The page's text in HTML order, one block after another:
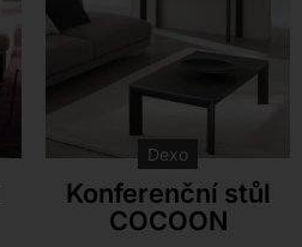
Dexo
Konferenční stůl
COCOON